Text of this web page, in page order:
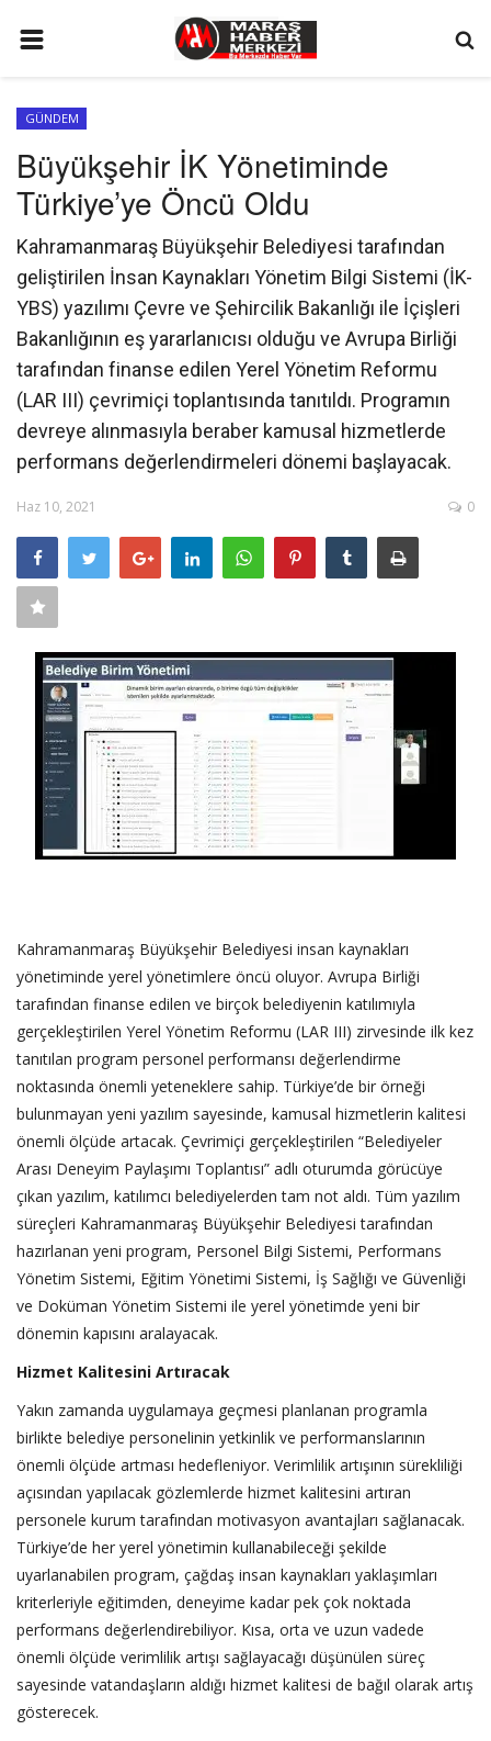
GÜNDEM
SİYASET
EKONOMİ
EĞİTİM
SPOR
İLETİŞİM
FOTO GALERİ
KÜLTÜR SANAT
SAĞLIK
FİRMA HABER
OTURUM AÇ
GÜNDEM
Büyükşehir İK Yönetiminde
Türkiye’ye Öncü Oldu
Kahramanmaraş Büyükşehir Belediyesi tarafından
geliştirilen İnsan Kaynakları Yönetim Bilgi Sistemi (İK-
YBS) yazılımı Çevre ve Şehircilik Bakanlığı ile İçişleri
Bakanlığının eş yararlanıcısı olduğu ve Avrupa Birliği
tarafından finanse edilen Yerel Yönetim Reformu
(LAR III) çevrimiçi toplantısında tanıtıldı. Programın
devreye alınmasıyla beraber kamusal hizmetlerde
performans değerlendirmeleri dönemi başlayacak.
Haz 10, 2021 0
Kahramanmaraş Büyükşehir Belediyesi insan kaynakları
yönetiminde yerel yönetimlere öncü oluyor. Avrupa Birliği
tarafından finanse edilen ve birçok belediyenin katılımıyla
gerçekleştirilen Yerel Yönetim Reformu (LAR III) zirvesinde ilk kez
tanıtılan program personel performansı değerlendirme
noktasında önemli yeteneklere sahip. Türkiye’de bir örneği
bulunmayan yeni yazılım sayesinde, kamusal hizmetlerin kalitesi
önemli ölçüde artacak. Çevrimiçi gerçekleştirilen “Belediyeler
Arası Deneyim Paylaşımı Toplantısı” adlı oturumda görücüye
çıkan yazılım, katılımcı belediyelerden tam not aldı. Tüm yazılım
süreçleri Kahramanmaraş Büyükşehir Belediyesi tarafından
hazırlanan yeni program, Personel Bilgi Sistemi, Performans
Yönetim Sistemi, Eğitim Yönetimi Sistemi, İş Sağlığı ve Güvenliği
ve Doküman Yönetim Sistemi ile yerel yönetimde yeni bir
dönemin kapısını aralayacak.
Hizmet Kalitesini Artıracak
Yakın zamanda uygulamaya geçmesi planlanan programla
birlikte belediye personelinin yetkinlik ve performanslarının
önemli ölçüde artması hedefleniyor. Verimlilik artışının sürekliliği
açısından yapılacak gözlemlerde hizmet kalitesini artıran
personele kurum tarafından motivasyon avantajları sağlanacak.
Türkiye’de her yerel yönetimin kullanabileceği şekilde
uyarlanabilen program, çağdaş insan kaynakları yaklaşımları
kriterleriyle eğitimden, deneyime kadar pek çok noktada
performans değerlendirebiliyor. Kısa, orta ve uzun vadede
önemli ölçüde verimlilik artışı sağlayacağı düşünülen süreç
sayesinde vatandaşların aldığı hizmet kalitesi de bağıl olarak artış
gösterecek.